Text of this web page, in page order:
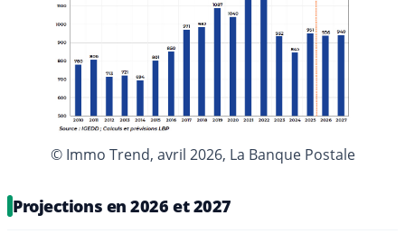
© Immo Trend, avril 2026, La Banque Postale
Projections en 2026 et 2027